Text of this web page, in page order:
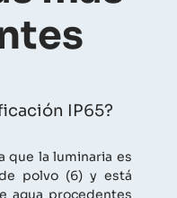
IP65?
que la luminaria es
polvo (6) y está
agua procedentes